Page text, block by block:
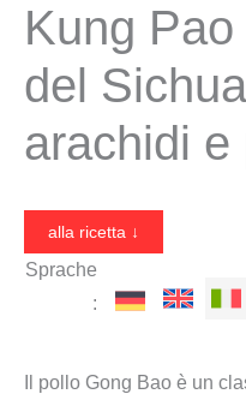
Kung
del
arachidi e
alla ricetta ↓
Sprache
:
Il pollo Gong Bao è un